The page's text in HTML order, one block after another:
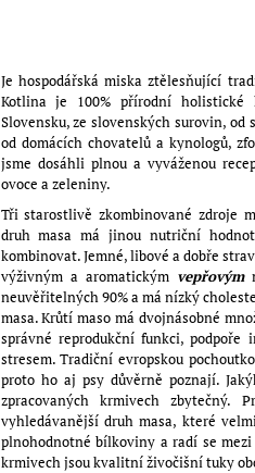
Je hospodářská miska ztělesňující
Kotlina je 100% přírodní
Slovensku, ze slovenských surovin,
od domácích chovatelů a kynologů,
jsme dosáhli plnou a vyváženou
ovoce a zeleniny.
Tři starostlivě zkombinované zdroje
druh masa má jinou nutriční
kombinovat. Jemné, libové a dobře
výživným a aromatickým vepřovým
neuvěřitelných 90% a má nízký
masa. Krůtí maso má dvojnásobné
správné reprodukční funkci,
stresem. Tradiční evropskou
proto ho aj psy důvěrně poznají.
zpracovaných krmivech
vyhledávanější druh masa, které
plnohodnotné bílkoviny a radí se
krmivech jsou kvalitní živočišní tuky